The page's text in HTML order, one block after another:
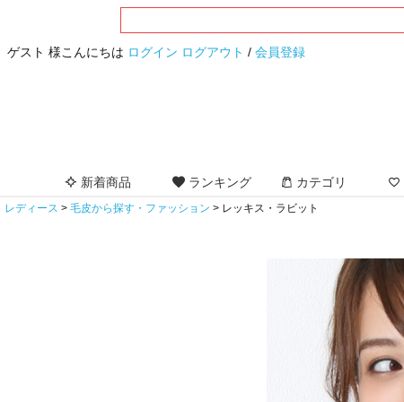
ゲスト 様こんにちは ログイン ログアウト / 会員登録
新着商品 ランキング カテゴリ
レディース 毛皮から探す・ファッション レッキス・ラビット